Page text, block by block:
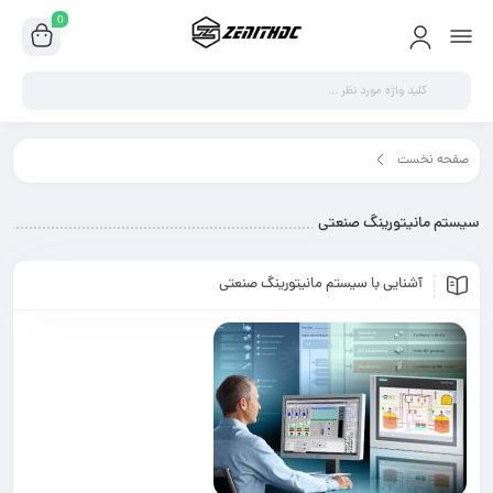
صنعتی
با سیستم مانیتورینگ صنعتی